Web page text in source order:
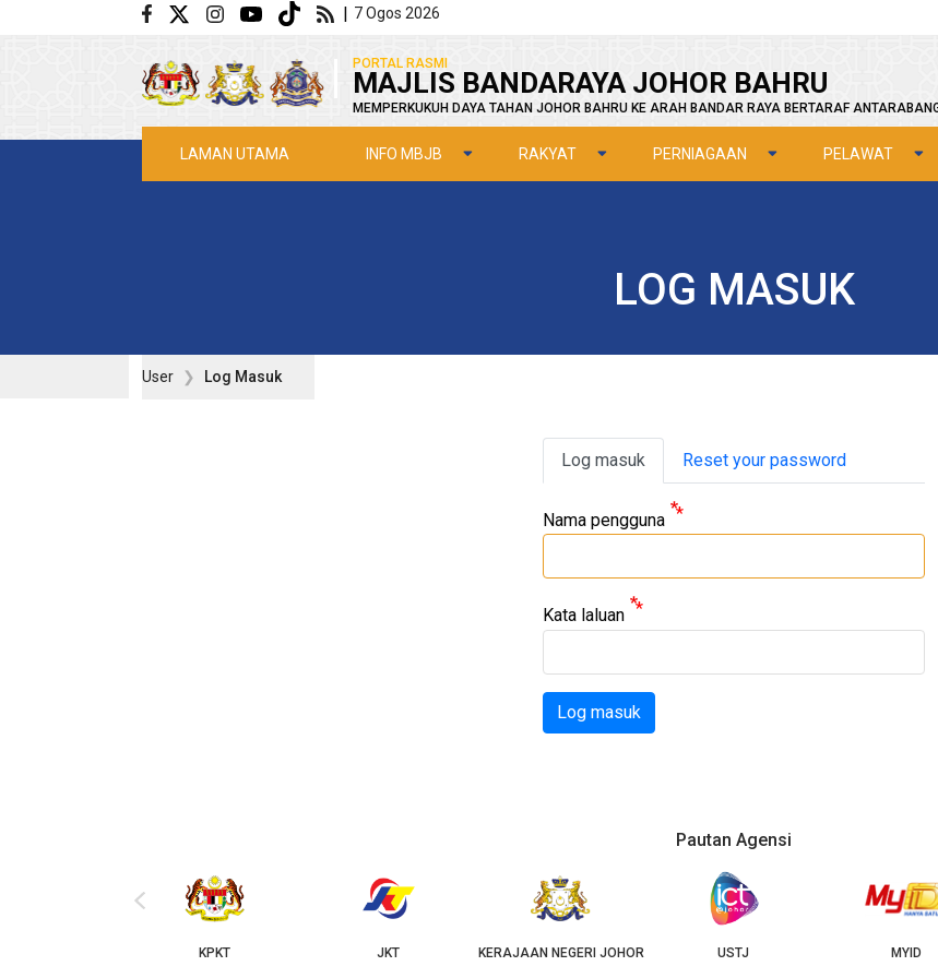
Langkau ke kandungan utama | 7 Ogos 2026
PORTAL RASMI
MAJLIS BANDARAYA JOHOR BAHRU
MEMPERKUKUH DAYA TAHAN JOHOR BAHRU KE ARAH BANDAR RAYA BERTARAF
LAMAN UTAMA INFO MBJB RAKYAT PERNIAGAAN PELAWAT
LOG MASUK
User Log Masuk
Primary tabs
Log masuk Reset your password
Nama pengguna
Kata laluan
Log masuk
Pautan Agensi
KERAJAAN NEGERI JOHOR USTJ MYID
‹